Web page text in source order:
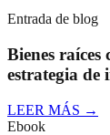
Entrada de blog
Bienes raíces
estrategia de
LEER MÁS →
Ebook